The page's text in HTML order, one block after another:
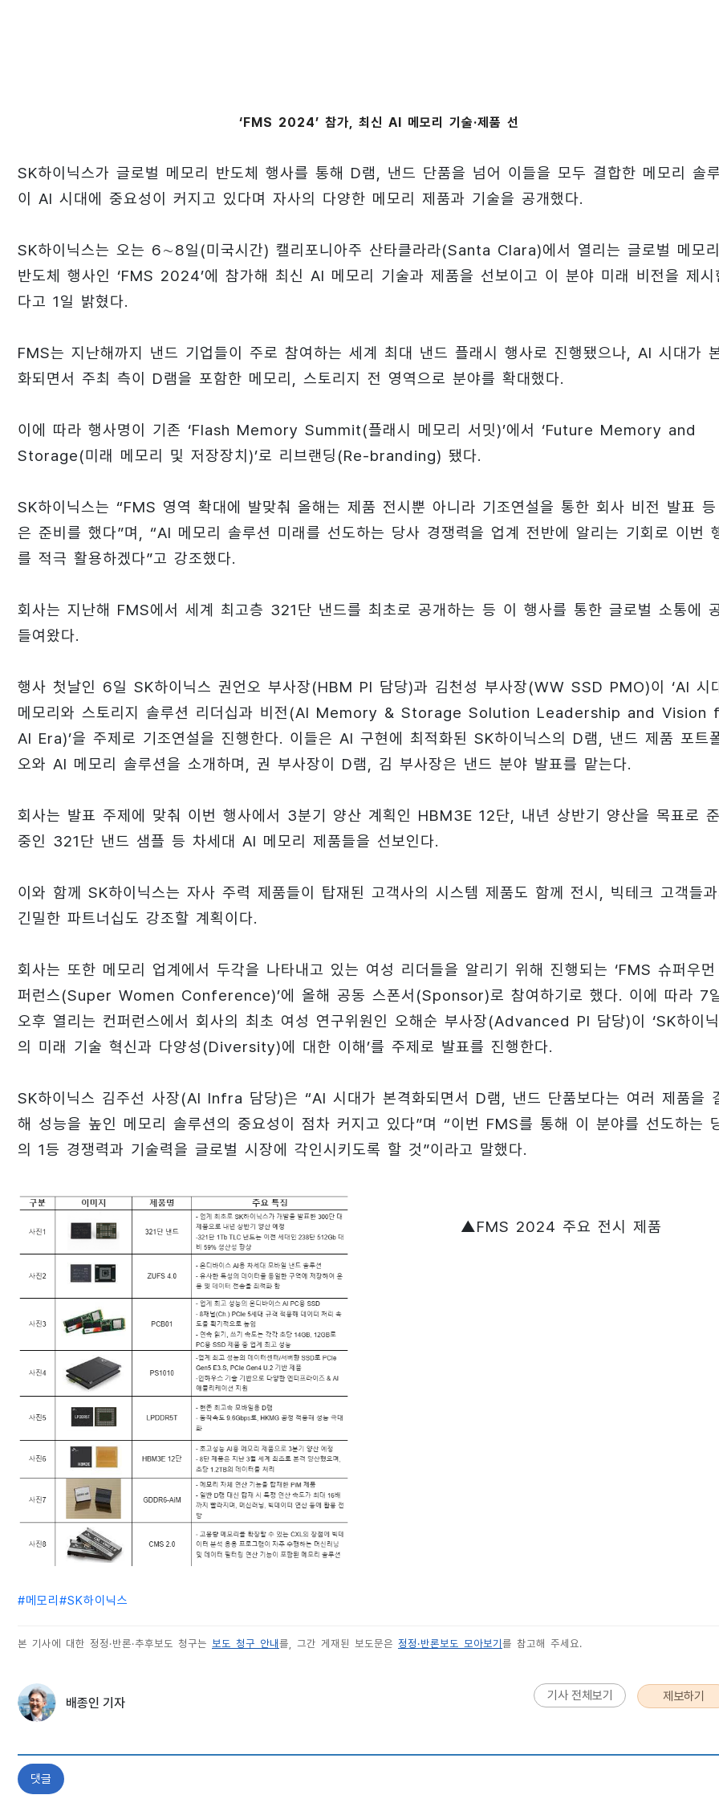
‘FMS 2024’ 참가, 최신 AI 메모리 기술·제품 선
SK하이닉스가 글로벌 메모리 반도체 행사를 통해 D램, 낸드 단품을 넘어 이들을 모두 결합한 메모리 솔
이 AI 시대에 중요성이 커지고 있다며 자사의 다양한 메모리 제품과 기술을 공개했다.
SK하이닉스는 오는 6∼8일(미국시간) 캘리포니아주 산타클라라(Santa Clara)에서 열리는 글로벌 메모리
반도체 행사인 ‘FMS 2024’에 참가해 최신 AI 메모리 기술과 제품을 선보이고 이 분야 미래 비전을 제시
다고 1일 밝혔다.
FMS는 지난해까지 낸드 기업들이 주로 참여하는 세계 최대 낸드 플래시 행사로 진행됐으나, AI 시대가
화되면서 주최 측이 D램을 포함한 메모리, 스토리지 전 영역으로 분야를 확대했다.
이에 따라 행사명이 기존 ‘Flash Memory Summit(플래시 메모리 서밋)’에서 ‘Future Memory and
Storage(미래 메모리 및 저장장치)’로 리브랜딩(Re-branding) 됐다.
SK하이닉스는 “FMS 영역 확대에 발맞춰 올해는 제품 전시뿐 아니라 기조연설을 통한 회사 비전 발표
은 준비를 했다”며, “AI 메모리 솔루션 미래를 선도하는 당사 경쟁력을 업계 전반에 알리는 기회로 이번
를 적극 활용하겠다”고 강조했다.
회사는 지난해 FMS에서 세계 최고층 321단 낸드를 최초로 공개하는 등 이 행사를 통한 글로벌 소통에
들여왔다.
행사 첫날인 6일 SK하이닉스 권언오 부사장(HBM PI 담당)과 김천성 부사장(WW SSD PMO)이 ‘AI 시
메모리와 스토리지 솔루션 리더십과 비전(AI Memory & Storage Solution Leadership and Vision
AI Era)’을 주제로 기조연설을 진행한다. 이들은 AI 구현에 최적화된 SK하이닉스의 D램, 낸드 제품 포트
오와 AI 메모리 솔루션을 소개하며, 권 부사장이 D램, 김 부사장은 낸드 분야 발표를 맡는다.
회사는 발표 주제에 맞춰 이번 행사에서 3분기 양산 계획인 HBM3E 12단, 내년 상반기 양산을 목표로 준
중인 321단 낸드 샘플 등 차세대 AI 메모리 제품들을 선보인다.
이와 함께 SK하이닉스는 자사 주력 제품들이 탑재된 고객사의 시스템 제품도 함께 전시, 빅테크 고객들과
긴밀한 파트너십도 강조할 계획이다.
회사는 또한 메모리 업계에서 두각을 나타내고 있는 여성 리더들을 알리기 위해 진행되는 ‘FMS 슈퍼우먼
퍼런스(Super Women Conference)’에 올해 공동 스폰서(Sponsor)로 참여하기로 했다. 이에 따라 7
오후 열리는 컨퍼런스에서 회사의 최초 여성 연구위원인 오해순 부사장(Advanced PI 담당)이 ‘SK하이
의 미래 기술 혁신과 다양성(Diversity)에 대한 이해’를 주제로 발표를 진행한다.
SK하이닉스 김주선 사장(AI Infra 담당)은 “AI 시대가 본격화되면서 D램, 낸드 단품보다는 여러 제품을
해 성능을 높인 메모리 솔루션의 중요성이 점차 커지고 있다”며 “이번 FMS를 통해 이 분야를 선도하는
의 1등 경쟁력과 기술력을 글로벌 시장에 각인시키도록 할 것”이라고 말했다.
▲FMS 2024 주요 전시 제품
#메모리 #SK하이닉스
본 기사에 대한 정정·반론·추후보도 청구는 보도 청구 안내 를, 그간 게재된 보도문은 정정·반론보도 모아보기 를 참고해 주세요.
배종인 기자 기사 전체보기 제보하기
댓글